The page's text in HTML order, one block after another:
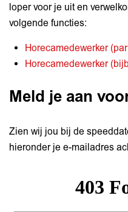
loper voor je uit en
volgende functies:
Horecamedewerker
Horecamedewerker
Meld je aan
Zien wij jou bij de
hieronder je e-mailadres